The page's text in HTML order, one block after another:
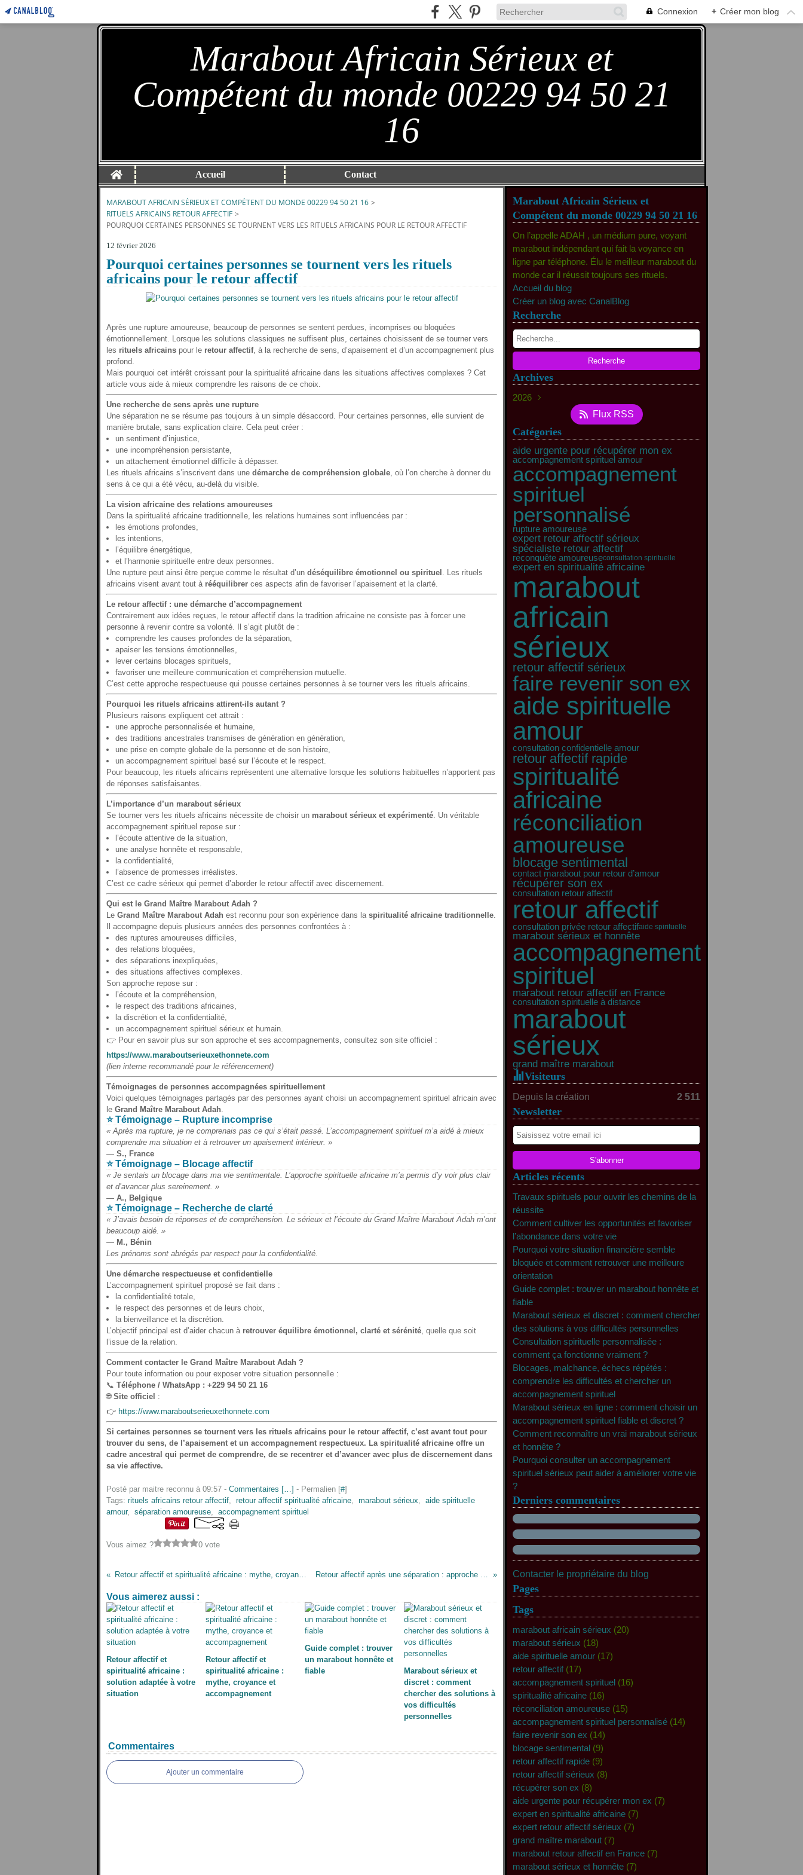
Connexion + Créer mon blog
Marabout Africain Sérieux et
Compétent du monde 00229 94 50 21
16
Home Accueil Contact
MARABOUT AFRICAIN SÉRIEUX ET COMPÉTENT DU MONDE 00229 94 50 21 16 >
RITUELS AFRICAINS RETOUR AFFECTIF >
POURQUOI CERTAINES PERSONNES SE TOURNENT VERS LES RITUELS AFRICAINS POUR LE RETOUR AFFECTIF
12 février 2026
Pourquoi certaines personnes se tournent vers les rituels
africains pour le retour affectif
Après une rupture amoureuse, beaucoup de personnes se sentent perdues, incomprises ou bloquées
émotionnellement. Lorsque les solutions classiques ne suffisent plus, certaines choisissent de se tourner vers
les rituels africains pour le retour affectif, à la recherche de sens, d’apaisement et d’un accompagnement plus
profond.
Mais pourquoi cet intérêt croissant pour la spiritualité africaine dans les situations affectives complexes ? Cet
article vous aide à mieux comprendre les raisons de ce choix.
Une recherche de sens après une rupture
Une séparation ne se résume pas toujours à un simple désaccord. Pour certaines personnes, elle survient de
manière brutale, sans explication claire. Cela peut créer :
un sentiment d’injustice,
une incompréhension persistante,
un attachement émotionnel difficile à dépasser.
Les rituels africains s’inscrivent dans une démarche de compréhension globale, où l’on cherche à donner du
sens à ce qui a été vécu, au-delà du visible.
La vision africaine des relations amoureuses
Dans la spiritualité africaine traditionnelle, les relations humaines sont influencées par :
les émotions profondes,
les intentions,
l’équilibre énergétique,
et l’harmonie spirituelle entre deux personnes.
Une rupture peut ainsi être perçue comme le résultat d’un déséquilibre émotionnel ou spirituel . Les rituels
africains visent avant tout à rééquilibrer ces aspects afin de favoriser l’apaisement et la clarté.
Le retour affectif : une démarche d’accompagnement
Contrairement aux idées reçues, le retour affectif dans la tradition africaine ne consiste pas à forcer une
personne à revenir contre sa volonté. Il s’agit plutôt de :
comprendre les causes profondes de la séparation,
apaiser les tensions émotionnelles,
lever certains blocages spirituels,
favoriser une meilleure communication et compréhension mutuelle.
C’est cette approche respectueuse qui pousse certaines personnes à se tourner vers les rituels africains.
Pourquoi les rituels africains attirent-ils autant ?
Plusieurs raisons expliquent cet attrait :
une approche personnalisée et humaine,
des traditions ancestrales transmises de génération en génération,
une prise en compte globale de la personne et de son histoire,
un accompagnement spirituel basé sur l’écoute et le respect.
Pour beaucoup, les rituels africains représentent une alternative lorsque les solutions habituelles n’apportent pas
de réponses satisfaisantes.
L’importance d’un marabout sérieux
Se tourner vers les rituels africains nécessite de choisir un marabout sérieux et expérimenté. Un véritable
accompagnement spirituel repose sur :
l’écoute attentive de la situation,
une analyse honnête et responsable,
la confidentialité,
l’absence de promesses irréalistes.
C’est ce cadre sérieux qui permet d’aborder le retour affectif avec discernement.
Qui est le Grand Maître Marabout Adah ?
Le Grand Maître Marabout Adah est reconnu pour son expérience dans la spiritualité africaine traditionnelle.
Il accompagne depuis plusieurs années des personnes confrontées à :
des ruptures amoureuses difficiles,
des relations bloquées,
des séparations inexpliquées,
des situations affectives complexes.
Son approche repose sur :
l’écoute et la compréhension,
le respect des traditions africaines,
la discrétion et la confidentialité,
un accompagnement spirituel sérieux et humain.
👉 Pour en savoir plus sur son approche et ses accompagnements, consultez son site officiel :
https://www.maraboutserieuxethonnete.com
(lien interne recommandé pour le référencement)
Témoignages de personnes accompagnées spirituellement
Voici quelques témoignages partagés par des personnes ayant choisi un accompagnement spirituel africain avec
le Grand Maître Marabout Adah.
⭐ Témoignage – Rupture incomprise
« Après ma rupture, je ne comprenais pas ce qui s’était passé. L’accompagnement spirituel m’a aidé à mieux
comprendre ma situation et à retrouver un apaisement intérieur. »
— S., France
⭐ Témoignage – Blocage affectif
« Je sentais un blocage dans ma vie sentimentale. L’approche spirituelle africaine m’a permis d’y voir plus clair
et d’avancer plus sereinement. »
— A., Belgique
⭐ Témoignage – Recherche de clarté
« J’avais besoin de réponses et de compréhension. Le sérieux et l’écoute du Grand Maître Marabout Adah m’ont
beaucoup aidé. »
— M., Bénin
Les prénoms sont abrégés par respect pour la confidentialité.
Une démarche respectueuse et confidentielle
L’accompagnement spirituel proposé se fait dans :
la confidentialité totale,
le respect des personnes et de leurs choix,
la bienveillance et la discrétion.
L’objectif principal est d’aider chacun à retrouver équilibre émotionnel, clarté et sérénité, quelle que soit
l’issue de la relation.
Comment contacter le Grand Maître Marabout Adah ?
Pour toute information ou pour exposer votre situation personnelle :
📞 Téléphone / WhatsApp : +229 94 50 21 16
🌐 Site officiel :
👉 https://www.maraboutserieuxethonnete.com
Si certaines personnes se tournent vers les rituels africains pour le retour affectif, c’est avant tout pour
trouver du sens, de l’apaisement et un accompagnement respectueux. La spiritualité africaine offre un
cadre ancestral qui permet de comprendre, de se recentrer et d’avancer avec plus de discernement dans
sa vie affective.
Posté par maitre reconnu à 09:57 - Commentaires […] - Permalien [#]
Tags: rituels africains retour affectif, retour affectif spiritualité africaine, marabout sérieux, aide spirituelle
amour, séparation amoureuse, accompagnement spirituel
Vous aimez ? 0 vote
Retour affectif et spiritualité africaine : mythe, croyance et accompagnement Retour affectif après une séparation : approche spirituelle et conseils
Vous aimerez aussi :
Retour affectif et
spiritualité africaine :
solution adaptée à votre
situation
Retour affectif et
spiritualité africaine :
mythe, croyance et
accompagnement
Guide complet : trouver
un marabout honnête et
fiable
Marabout sérieux et
discret : comment
chercher des solutions à
vos difficultés
personnelles
Commentaires
Ajouter un commentaire
Marabout Africain Sérieux et
Compétent du monde 00229 94 50 21 16
On l’appelle ADAH , un médium pure, voyant
marabout indépendant qui fait la voyance en
ligne par téléphone. Élu le meilleur marabout du
monde car il réussit toujours ses rituels.
Accueil du blog
Créer un blog avec CanalBlog
Recherche
Archives
2026
Flux RSS
Catégories
aide urgente pour récupérer mon ex
accompagnement spirituel amour
accompagnement
spirituel
personnalisé
rupture amoureuse
expert retour affectif sérieux
spécialiste retour affectif
reconquête amoureuseconsultation spirituelle
expert en spiritualité africaine
marabout
africain
sérieux
retour affectif sérieux
faire revenir son ex
aide spirituelle
amour
consultation confidentielle amour
retour affectif rapide
spiritualité
africaine
réconciliation
amoureuse
blocage sentimental
contact marabout pour retour d’amour
récupérer son ex
consultation retour affectif
retour affectif
consultation privée retour affectifaide spirituelle
marabout sérieux et honnête
accompagnement
spirituel
marabout retour affectif en France
consultation spirituelle à distance
marabout
sérieux
grand maître marabout
Visiteurs
Depuis la création 2 511
Newsletter
Articles récents
Travaux spirituels pour ouvrir les chemins de la
réussite
Comment cultiver les opportunités et favoriser
l’abondance dans votre vie
Pourquoi votre situation financière semble
bloquée et comment retrouver une meilleure
orientation
Guide complet : trouver un marabout honnête et
fiable
Marabout sérieux et discret : comment chercher
des solutions à vos difficultés personnelles
Consultation spirituelle personnalisée :
comment ça fonctionne vraiment ?
Blocages, malchance, échecs répétés :
comprendre les difficultés et chercher un
accompagnement spirituel
Marabout sérieux en ligne : comment choisir un
accompagnement spirituel fiable et discret ?
Comment reconnaître un vrai marabout sérieux
et honnête ?
Pourquoi consulter un accompagnement
spirituel sérieux peut aider à améliorer votre vie
?
Derniers commentaires
Contacter le propriétaire du blog
Pages
Tags
marabout africain sérieux (20)
marabout sérieux (18)
aide spirituelle amour (17)
retour affectif (17)
accompagnement spirituel (16)
spiritualité africaine (16)
réconciliation amoureuse (15)
accompagnement spirituel personnalisé (14)
faire revenir son ex (14)
blocage sentimental (9)
retour affectif rapide (9)
retour affectif sérieux (8)
récupérer son ex (8)
aide urgente pour récupérer mon ex (7)
expert en spiritualité africaine (7)
expert retour affectif sérieux (7)
grand maître marabout (7)
marabout retour affectif en France (7)
marabout sérieux et honnête (7)